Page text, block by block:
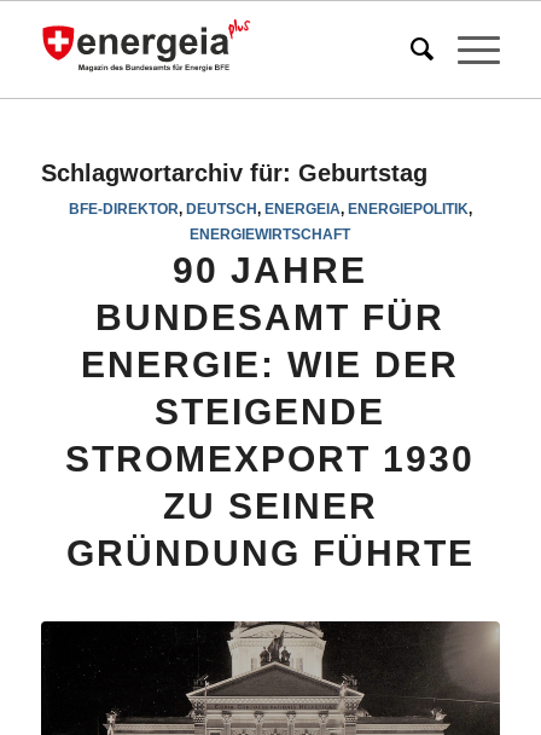
Schlagwortarchiv für: Geburtstag
BFE-DIREKTOR, DEUTSCH, ENERGEIA, ENERGIEPOLITIK,
ENERGIEWIRTSCHAFT
90 JAHRE
BUNDESAMT FÜR
ENERGIE: WIE DER
STEIGENDE
STROMEXPORT 1930
ZU SEINER
GRÜNDUNG FÜHRTE